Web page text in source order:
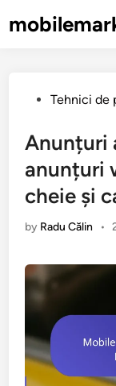
to
PostedTehnici de
Anunțuri
anunțuri
cheie și
by Radu Călin •